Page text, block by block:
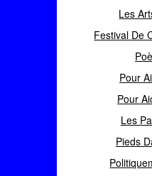
Les
Festival De
Pour
Pour
Les
Pieds